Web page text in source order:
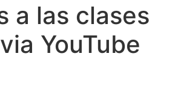
a las clases
YouTube